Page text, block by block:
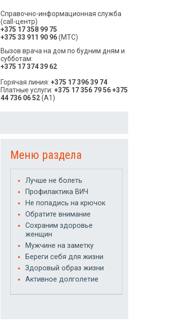
Справочно-информационная служба
(call-центр)
+375 17 358 99 75
+375 33 911 90 96(МТС)
Вызов врача на дом по будним дням и
субботам:
+375 17 374 39 62
Горячая линия: +375 17 396 39 74
Платные услуги: +375 17 356 79 56 +375
44 736 06 52(A1)
Меню раздела
Лучше не болеть
Профилактика ВИЧ
Не попадись на крючок
Обратите внимание
Сохраним здоровье
женщин
Мужчине на заметку
Береги себя для жизни
Здоровый образ жизни
Активное долголетие